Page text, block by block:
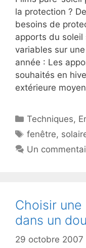
la protection ?
besoins de
apports du
variables sur
année : Les
souhaités en
extérieure
Catégories
Techniques,
Étiquettes
fenêtre,
Un
Choisir
dans un
29 octobre 2007